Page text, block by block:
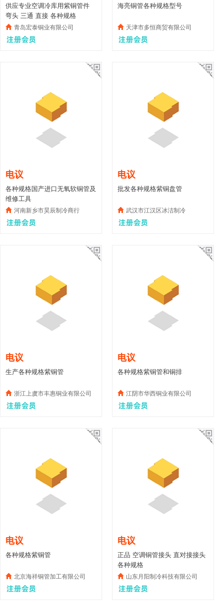
供应专业空调冷库用紫铜管件
弯头 三通 直接 各种规格
青岛宏泰铜业有限公司
海亮铜管各种规格型号
天津市多恒商贸有限公司
电议
各种规格国产进口无氧软铜管及
维修工具
河南新乡市昊辰制冷商行
电议
批发各种规格紫铜盘管
武汉市江汉区冰洁制冷
电议
生产各种规格紫铜管
浙江上虞市丰惠铜业有限公司
电议
各种规格紫铜管和铜排
江阴市华西铜业有限公司
电议
各种规格紫铜管
北京海祥铜管加工有限公司
电议
正品 空调铜管接头 直对接接头
各种规格
山东月阳制冷科技有限公司